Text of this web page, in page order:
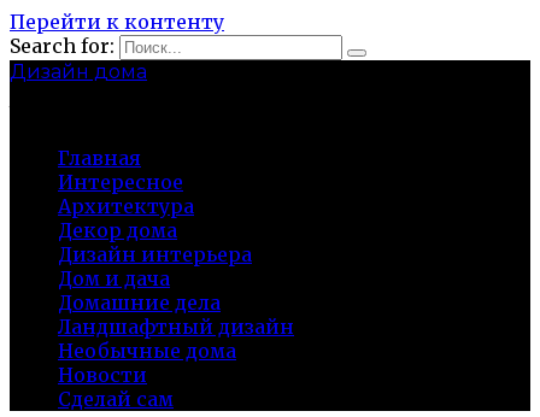
Перейти к контенту
Search for:
Дизайн дома
Главная
Интересное
Архитектура
Декор дома
Дизайн интерьера
Дом и дача
Домашние дела
Ландшафтный дизайн
Необычные дома
Новости
Сделай сам